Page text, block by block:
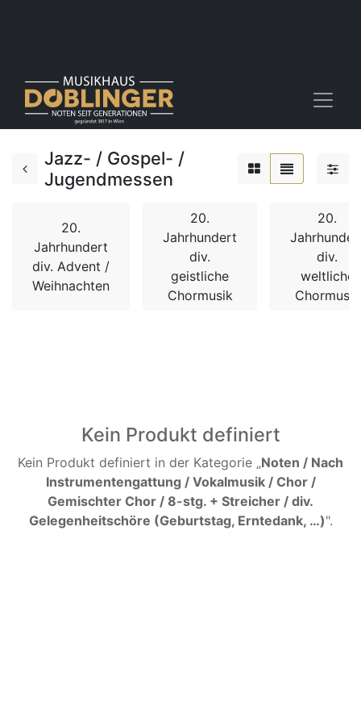
Jazz- / Gospel- /
Jugendmessen
20.
Jahrhundert
div. Advent /
Weihnachten
20.
Jahrhundert
div.
geistliche
Chormusik
20.
div.
weltliche
Chormusik
Kein Produkt definiert
Kein Produkt definiert in der Kategorie „Noten / Nach
Instrumentengattung / Vokalmusik / Chor /
Gemischter Chor / 8-stg. + Streicher / div.
Gelegenheitschöre (Geburtstag, Erntedank, …)".